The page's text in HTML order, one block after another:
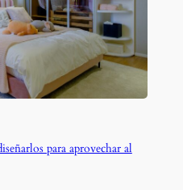
para aprovechar al